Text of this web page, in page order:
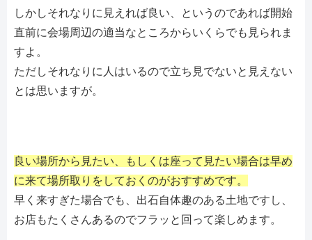
しかしそれなりに見えれば良い、というのであれば開始
直前に会場周辺の適当なところからいくらでも見られま
すよ。
ただしそれなりに人はいるので立ち見でないと見えない
とは思いますが。
良い場所から見たい、もしくは座って見たい場合は早め
に来て場所取りをしておくのがおすすめです。
早く来すぎた場合でも、出石自体趣のある土地ですし、
お店もたくさんあるのでフラッと回って楽しめます。